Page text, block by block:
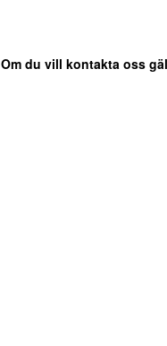
Om du vill kontakta oss